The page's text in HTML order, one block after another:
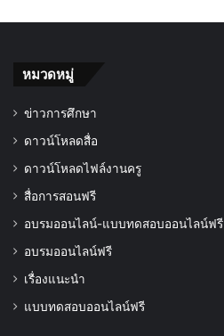
หมวดหมู่
ข่าวการศึกษา
ดาวน์โหลดสื่อ
ดาวน์โหลดไฟล์งานครู
สื่อการสอนฟรี
อบรมออนไลน์-แบบทดสอบออนไลน์ฟรี
อบรมออนไลน์ฟรี
เรื่องแนะนำ
แบบทดสอบออนไลน์ฟรี